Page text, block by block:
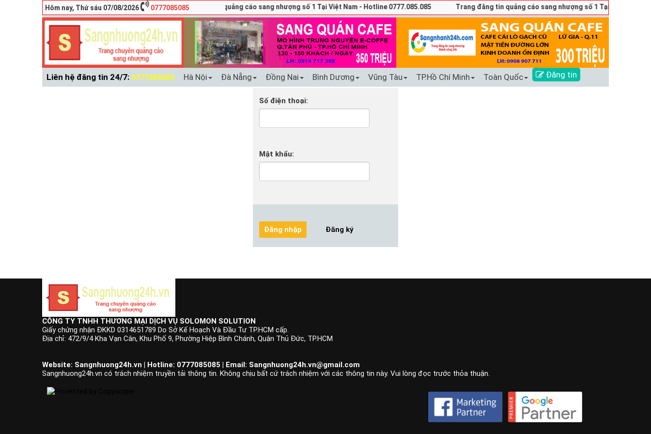
Hôm nay, Thứ sáu 07/08/2026 0777085085
Trang đăng tin quảng cáo sang nhượng số 1 Tại Việt Nam - Hotline 0777.085.085 Trang đăng tin quảng cáo sang nhượng số 1 Tại Việt Nam -
Liên hệ đăng tin 24/7: 0777085085 Hà Nội Đà Nẵng Đồng Nai Bình Dương Vũng Tàu TP.Hồ Chí Minh Toàn Quốc Đăng tin
Số điện thoại:
Mật khẩu:
Đăng ký
CÔNG TY TNHH THƯƠNG MẠI DỊCH VỤ SOLOMON SOLUTION
Giấy chứng nhận ĐKKD 0314651789 Do Sở Kế Hoạch Và Đầu Tư TP.HCM cấp.
Địa chỉ: 472/9/4 Kha Vạn Cân, Khu Phố 9, Phường Hiệp Bình Chánh, Quận Thủ Đức, TP.HCM
Website: Sangnhuong24h.vn | Hotline: 0777085085 | Email: Sangnhuong24h.vn@gmail.com
Sangnhuong24h.vn có trách nhiệm truyền tải thông tin. Không chịu bất cứ trách nhiệm với các thông tin này. Vui lòng đọc trước thỏa thuận.